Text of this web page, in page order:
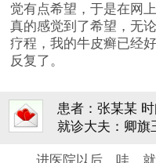
觉有点希望，于是在网
真的感觉到了希望，无
疗程，我的牛皮癣已经
反复了。
患者：张某某
就诊大夫：卿旗